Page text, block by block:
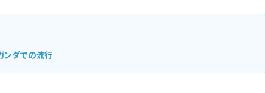
ンダでの流行